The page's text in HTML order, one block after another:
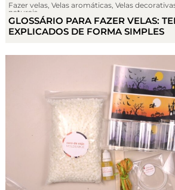
Fazer velas, Velas aromáticas, Velas
naturais
GLOSSÁRIO PARA FAZER VELAS:
EXPLICADOS DE FORMA SIMPLES